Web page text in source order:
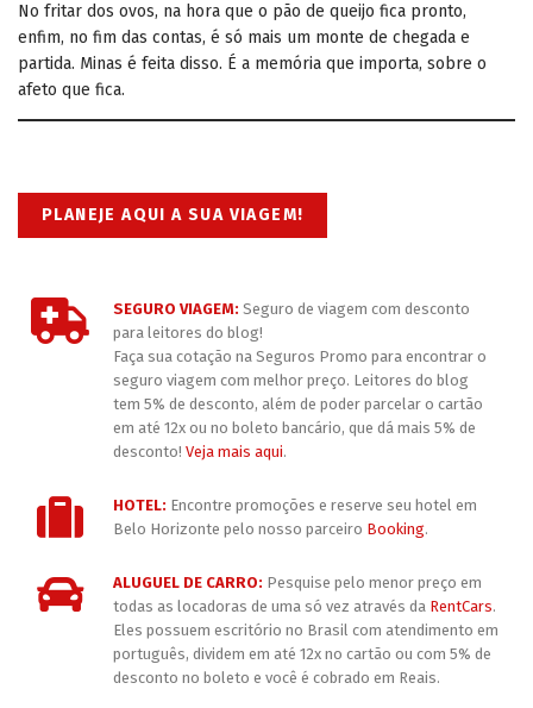
No fritar dos ovos, na hora que o pão de queijo fica pronto,
enfim, no fim das contas, é só mais um monte de chegada e
partida. Minas é feita disso. É a memória que importa, sobre o
afeto que fica.
PLANEJE AQUI A SUA VIAGEM!
SEGURO VIAGEM: Seguro de viagem com desconto
para leitores do blog!
Faça sua cotação na Seguros Promo para encontrar o
seguro viagem com melhor preço. Leitores do blog
tem 5% de desconto, além de poder parcelar o cartão
em até 12x ou no boleto bancário, que dá mais 5% de
desconto! Veja mais aqui.
HOTEL: Encontre promoções e reserve seu hotel em
Belo Horizonte pelo nosso parceiro Booking.
ALUGUEL DE CARRO: Pesquise pelo menor preço em
todas as locadoras de uma só vez através da RentCars.
Eles possuem escritório no Brasil com atendimento em
português, dividem em até 12x no cartão ou com 5% de
desconto no boleto e você é cobrado em Reais.